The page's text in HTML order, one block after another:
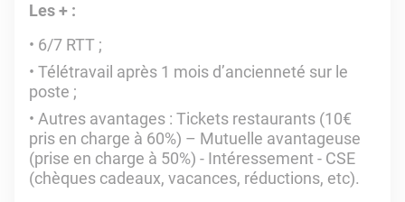
Les + :
6/7 RTT ;
Télétravail après 1 mois d’ancienneté sur le
poste ;
Autres avantages : Tickets restaurants (10€
pris en charge à 60%) – Mutuelle avantageuse
(prise en charge à 50%) - Intéressement - CSE
(chèques cadeaux, vacances, réductions, etc).